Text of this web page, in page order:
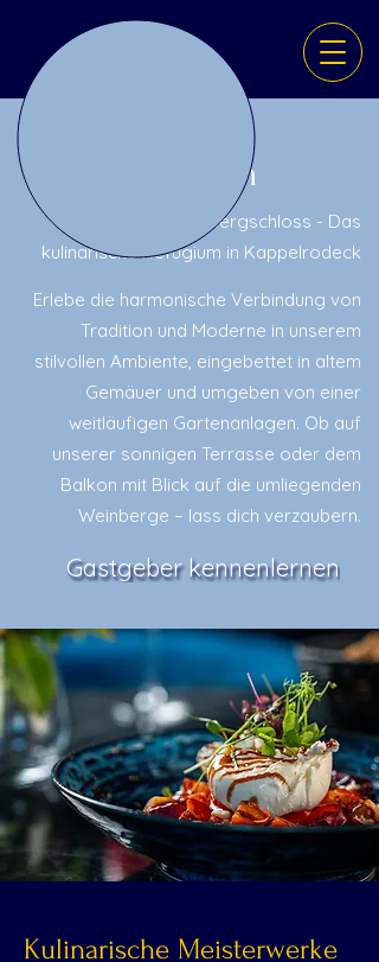
illkommen
im Zuckerbergschloss - Das
kulinarische Refugium in Kappelrodeck
Erlebe die harmonische Verbindung von
Tradition und Moderne in unserem
stilvollen Ambiente, eingebettet in altem
Gemäuer und umgeben von einer
weitläufigen Gartenanlagen. Ob auf
unserer sonnigen Terrasse oder dem
Balkon mit Blick auf die umliegenden
Weinberge – lass dich verzaubern.
Gastgeber kennenlernen
Kulinarische Meisterwerke